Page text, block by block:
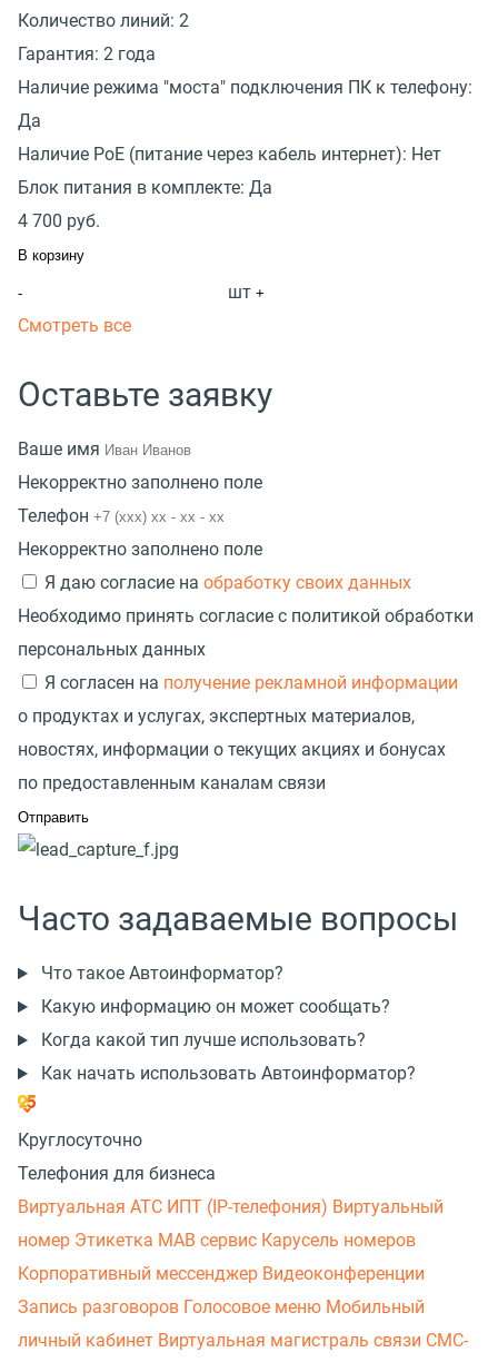
Количество линий: 2
Гарантия: 2 года
Наличие режима "моста" подключения ПК к телефону:
Да
Наличие PoE (питание через кабель интернет): Нет
Блок питания в комплекте: Да
4 700 руб.
В корзину
- шт +
Смотреть все
Оставьте заявку
Ваше имя
Некорректно заполнено поле
Телефон
Некорректно заполнено поле
Я даю согласие на обработку своих данных
Необходимо принять согласие с политикой обработки
персональных данных
Я согласен на получение рекламной информации
о продуктах и услугах, экспертных материалов,
новостях, информации о текущих акциях и бонусах
по предоставленным каналам связи
Часто задаваемые вопросы
Что такое Автоинформатор?
Какую информацию он может сообщать?
Когда какой тип лучше использовать?
Как начать использовать Автоинформатор?
Круглосуточно
Телефония для бизнеса
Виртуальная АТС ИПТ (IP-телефония) Виртуальный
номер Этикетка МАВ сервис Карусель номеров
Корпоративный мессенджер Видеоконференции
Запись разговоров Голосовое меню Мобильный
личный кабинет Виртуальная магистраль связи СМС-